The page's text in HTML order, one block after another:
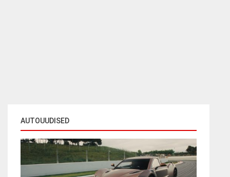
AUTOUUDISED